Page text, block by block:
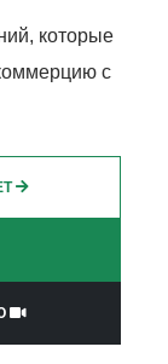
которые
с